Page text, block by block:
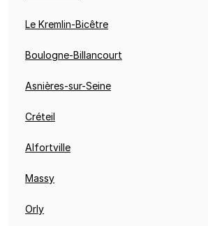
Le Kremlin-Bicêtre
Boulogne-Billancourt
Asnières-sur-Seine
Créteil
Alfortville
Massy
Orly